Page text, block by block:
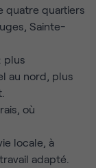
quatre quartiers
Sainte-
plus
au nord, plus
où
locale, à
adapté.